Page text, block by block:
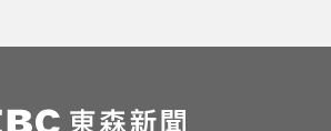
止4連勝
班保全滑撞護欄 車停路邊